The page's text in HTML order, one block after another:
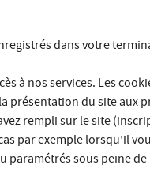
dans votre
à nos services. Les
du site
rempli sur le site
par exemple lorsqu’il
sous peine